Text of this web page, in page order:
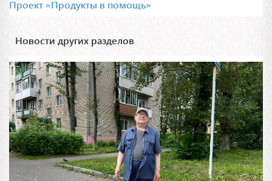
Проект «Продукты в помощь»
Новости других разделов